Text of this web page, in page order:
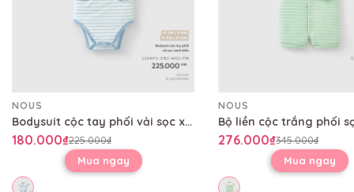
NOUS
Bodysuit cộc tay phối vải sọc xanh biển
180.000₫225.000₫
Mua ngay
NOUS
276.000₫345.000₫
Mua ngay